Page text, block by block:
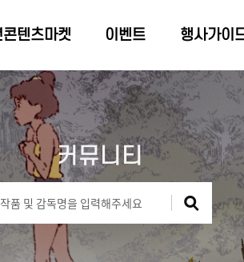
텐츠마켓 이벤트 행사가이
커뮤니티